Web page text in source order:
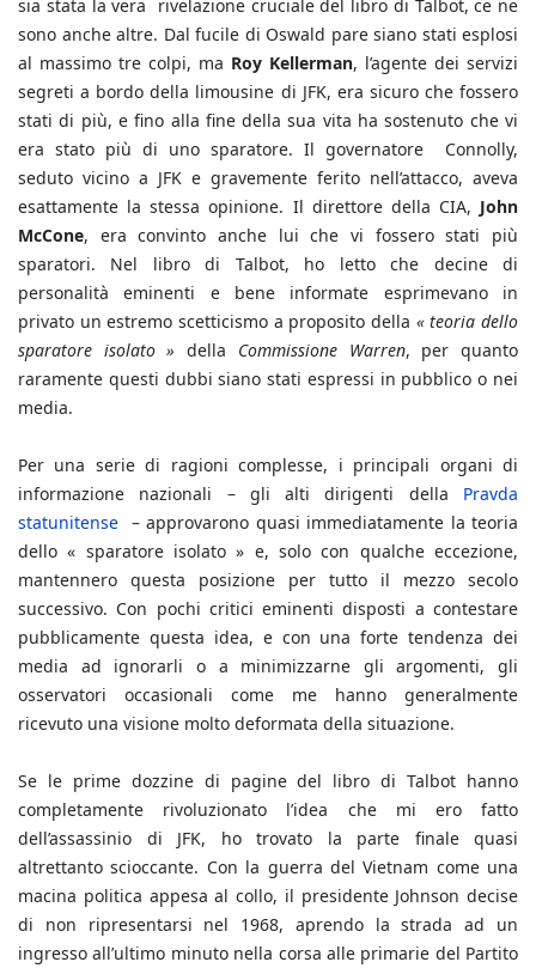
sia stata la vera rivelazione cruciale del libro di Talbot, ce ne
sono anche altre. Dal fucile di Oswald pare siano stati esplosi
al massimo tre colpi, ma Roy Kellerman, l’agente dei servizi
segreti a bordo della limousine di JFK, era sicuro che fossero
stati di più, e fino alla fine della sua vita ha sostenuto che vi
era stato più di uno sparatore. Il governatore Connolly,
seduto vicino a JFK e gravemente ferito nell’attacco, aveva
esattamente la stessa opinione. Il direttore della CIA, John
McCone, era convinto anche lui che vi fossero stati più
sparatori. Nel libro di Talbot, ho letto che decine di
personalità eminenti e bene informate esprimevano in
privato un estremo scetticismo a proposito della « teoria dello
sparatore isolato » della Commissione Warren, per quanto
raramente questi dubbi siano stati espressi in pubblico o nei
media.
Per una serie di ragioni complesse, i principali organi di
informazione nazionali – gli alti dirigenti della Pravda
statunitense – approvarono quasi immediatamente la teoria
dello « sparatore isolato » e, solo con qualche eccezione,
mantennero questa posizione per tutto il mezzo secolo
successivo. Con pochi critici eminenti disposti a contestare
pubblicamente questa idea, e con una forte tendenza dei
media ad ignorarli o a minimizzarne gli argomenti, gli
osservatori occasionali come me hanno generalmente
ricevuto una visione molto deformata della situazione.
Se le prime dozzine di pagine del libro di Talbot hanno
completamente rivoluzionato l’idea che mi ero fatto
dell’assassinio di JFK, ho trovato la parte finale quasi
altrettanto scioccante. Con la guerra del Vietnam come una
macina politica appesa al collo, il presidente Johnson decise
di non ripresentarsi nel 1968, aprendo la strada ad un
ingresso all’ultimo minuto nella corsa alle primarie del Partito